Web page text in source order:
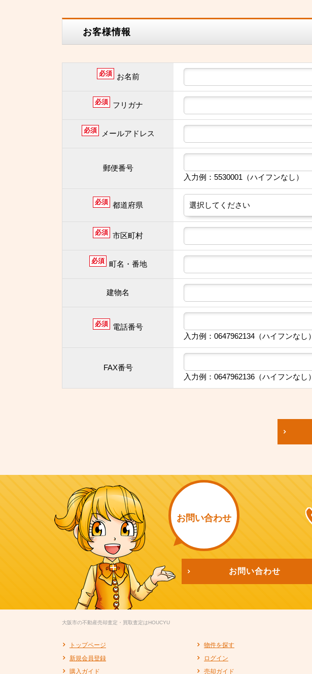
お客様情報
必須 お名前
必須 フリガナ
必須 メールアドレス
郵便番号
入力例：5530001（ハイフンなし）
必須 都道府県
必須 市区町村
必須 町名・番地
建物名
必須
電話番号
入力例：0647962134（ハイフンなし）
FAX番号
入力例：0647962136（ハイフンなし）
お問い合わせ
お問い合わせ
大阪市の不動産売却査定・買取査定はHOUCYU
トップページ
物件を探す
新規会員登録
ログイン
購入ガイド
売却ガイド